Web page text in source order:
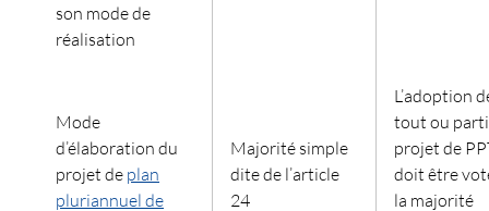
son mode de
réalisation
Mode
d’élaboration du
projet de plan
pluriannuel de
Majorité simple
dite de l’article
24
L’adoption
tout ou
projet de
doit être
la majorité